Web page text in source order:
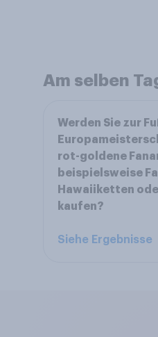
Am selben
Werden Sie zur
rot-goldene
beispielsweise
Hawaiiketten
kaufen?
Siehe Ergebnisse